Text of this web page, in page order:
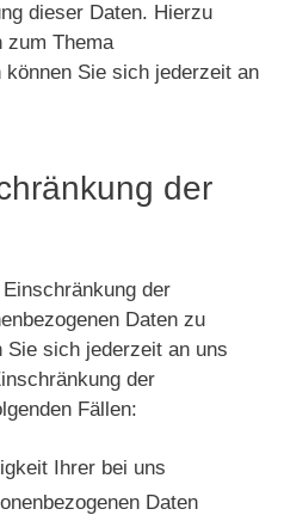
dieser Daten. Hierzu
zum Thema
können Sie sich jederzeit an
der
der
Daten zu
Sie sich jederzeit an uns
der
Fällen:
Ihrer bei uns
Daten